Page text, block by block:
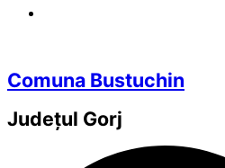
Comuna Bustuchin
Județul Gorj